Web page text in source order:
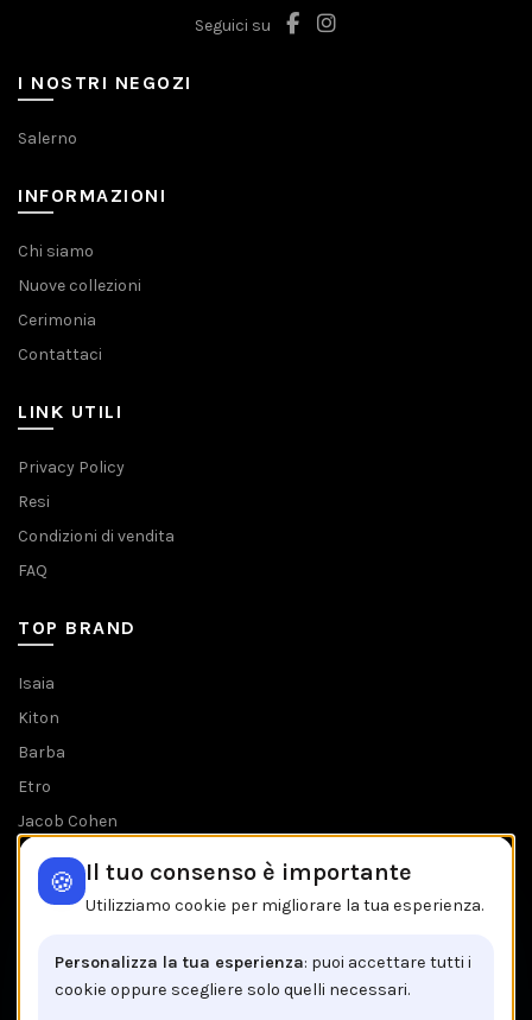
Seguici su
I NOSTRI NEGOZI
Salerno
INFORMAZIONI
Chi siamo
Nuove collezioni
Cerimonia
Contattaci
LINK UTILI
Privacy Policy
Resi
Condizioni di vendita
FAQ
TOP BRAND
Isaia
Kiton
Barba
Etro
Jacob Cohen
Tombolini
Tutti i brands
🍪 Il tuo consenso è importante
Utilizziamo cookie per migliorare la tua esperienza.
Personalizza la tua esperienza: puoi accettare tutti i
cookie oppure scegliere solo quelli necessari.